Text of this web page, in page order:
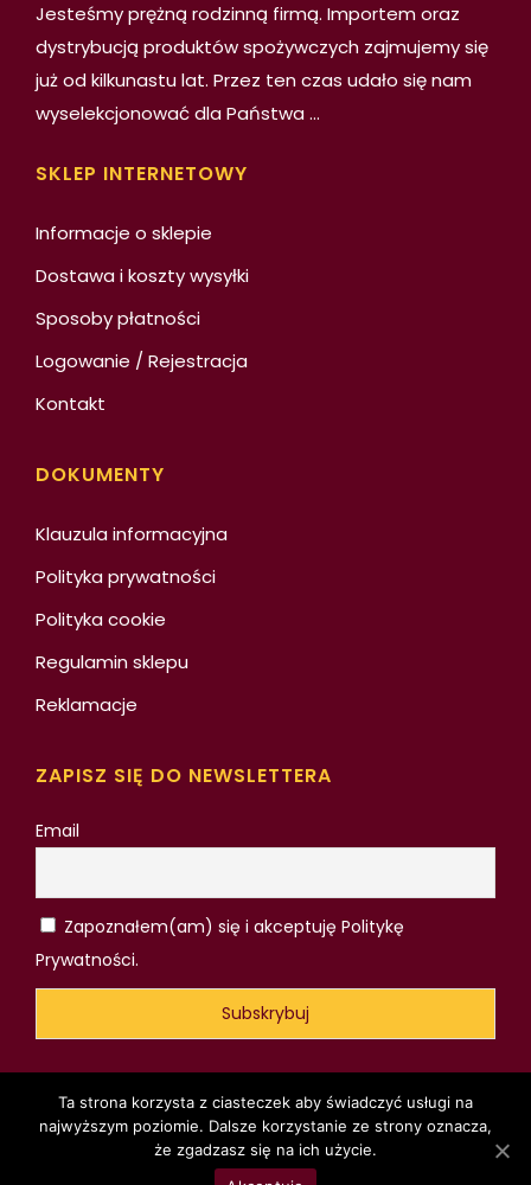
Jesteśmy prężną rodzinną firmą. Importem oraz
dystrybucją produktów spożywczych zajmujemy się
już od kilkunastu lat. Przez ten czas udało się nam
wyselekcjonować dla Państwa ...
SKLEP INTERNETOWY
Informacje o sklepie
Dostawa i koszty wysyłki
Sposoby płatności
Logowanie / Rejestracja
Kontakt
DOKUMENTY
Klauzula informacyjna
Polityka prywatności
Polityka cookie
Regulamin sklepu
Reklamacje
ZAPISZ SIĘ DO NEWSLETTERA
Email
Zapoznałem(am) się i akceptuję Politykę
Prywatności.
© 2020 - Królewskie Smaki - Wykonanie:
Ta strona korzysta z ciasteczek aby świadczyć usługi na
najwyższym poziomie. Dalsze korzystanie ze strony oznacza,
że zgadzasz się na ich użycie.